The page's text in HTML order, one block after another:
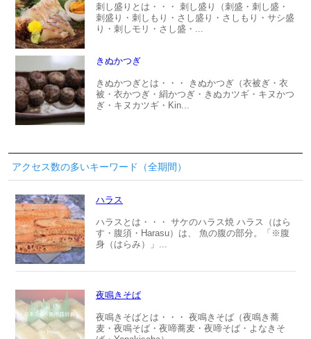
刺し盛りとは・・・ 刺し盛り（刺盛・刺し盛・
刺盛り・刺しもり・さし盛り・さしもり・サシ盛
り・刺しモリ・さし盛・...
きぬかつぎ
きぬかつぎとは・・・ きぬかつぎ（衣被ぎ・衣
被・衣かつぎ・絹かつぎ・きぬカツギ・キヌかつ
ぎ・キヌカツギ・Kin...
アクセス数の多いキーワード（全期間）
ハラス
ハラスとは・・・ サケのハラス焼 ハラス（はら
す・腹須・Harasu）は、 魚の腹の部分。「※腹
身（はらみ）」...
夜鳴きそば
夜鳴きそばとは・・・ 夜鳴きそば（夜鳴き蕎
麦・夜鳴そば・夜啼蕎麦・夜啼そば・よなきそ